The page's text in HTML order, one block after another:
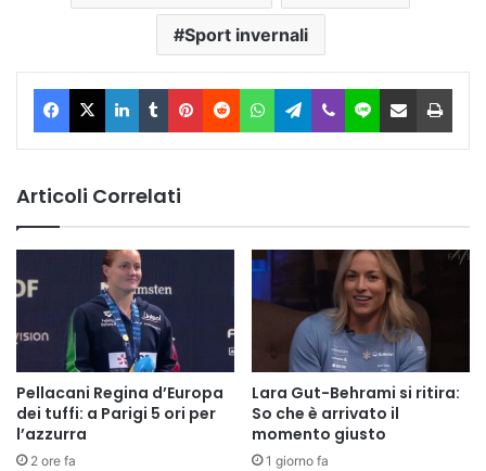
Sport invernali
Facebook
X LinkedIn
TumblrPinterest
RedditWhatsAppTelegram
ViberLine Condividi via Email
Articoli Correlati
Pellacani Regina d’Europa
dei tuffi: a Parigi 5 ori per
l’azzurra
2 ore fa
Lara Gut-Behrami si ritira:
So che è arrivato il
momento giusto
1 giorno fa